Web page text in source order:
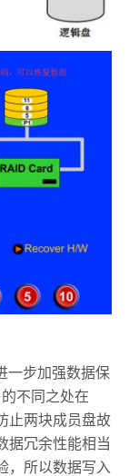
一步加强数据保
的不同之处在
止两块成员盘故
据冗余性能相当
，所以数据写入